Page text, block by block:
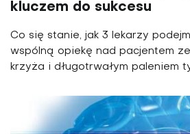
kluczem do sukcesu
Co się stanie, jak 3 lekarzy
wspólną opiekę nad pacjentem
krzyża i długotrwałym paleniem